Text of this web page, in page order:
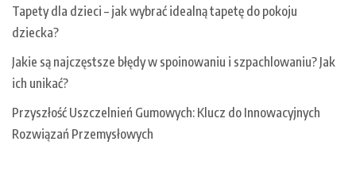
Tapety dla dzieci – jak wybrać idealną tapetę do pokoju
dziecka?
Jakie są najczęstsze błędy w spoinowaniu i szpachlowaniu? Jak
ich unikać?
Przyszłość Uszczelnień Gumowych: Klucz do Innowacyjnych
Rozwiązań Przemysłowych